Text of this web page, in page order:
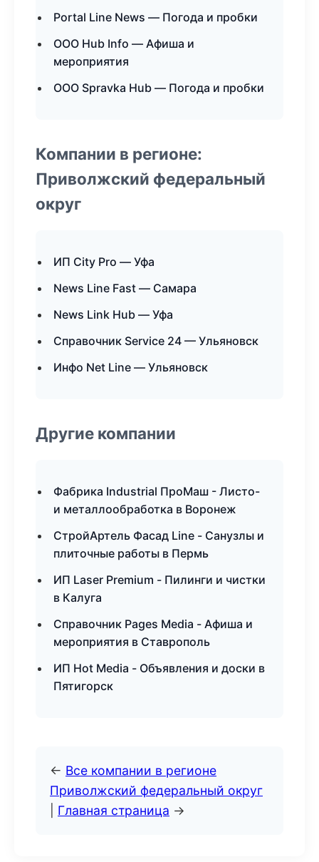
Portal Line News — Погода и пробки
ООО Hub Info — Афиша и
мероприятия
ООО Spravka Hub — Погода и пробки
Компании в регионе:
Приволжский федеральный
округ
ИП City Pro — Уфа
News Line Fast — Самара
News Link Hub — Уфа
Справочник Service 24 — Ульяновск
Инфо Net Line — Ульяновск
Другие компании
Фабрика Industrial ПроМаш - Листо-
и металлообработка в Воронеж
СтройАртель Фасад Line - Санузлы и
плиточные работы в Пермь
ИП Laser Premium - Пилинги и чистки
в Калуга
Справочник Pages Media - Афиша и
мероприятия в Ставрополь
ИП Hot Media - Объявления и доски в
Пятигорск
← Все компании в регионе
Приволжский федеральный округ
Главная страница →